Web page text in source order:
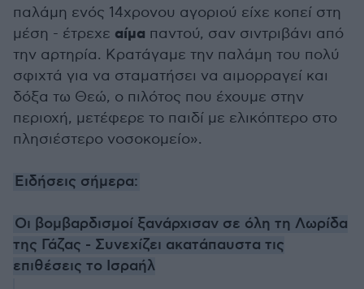
παλάμη ενός 14χρονου αγοριού είχε κοπεί στη
μέση - έτρεχε αίμα παντού, σαν σιντριβάνι από
την αρτηρία. Κρατάγαμε την παλάμη του πολύ
σφιχτά για να σταματήσει να αιμορραγεί και
δόξα τω Θεώ, ο πιλότος που έχουμε στην
περιοχή, μετέφερε το παιδί με ελικόπτερο στο
πλησιέστερο νοσοκομείο».
Ειδήσεις σήμερα:
Οι βομβαρδισμοί ξανάρχισαν σε όλη τη Λωρίδα
της Γάζας - Συνεχίζει ακατάπαυστα τις
επιθέσεις το Ισραήλ